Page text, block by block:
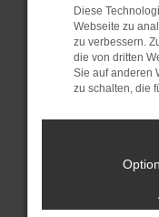
sind.
Veraltete
führen, dass
unterstützt
Wende dich
Wenn du alle
hast,
versuchen,
uns diesen
Diese
Webseite zu
zu verbessern.
die von dritten
Sie auf anderen
zu schalten, die